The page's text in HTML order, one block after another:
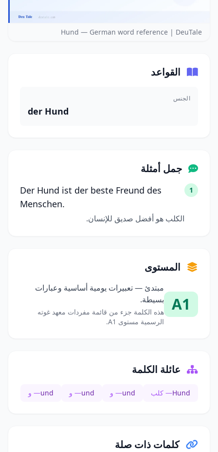
Hund — German word reference | DeuTale
القواعد
الجنس
der Hund
جمل أمثلة
1
Der Hund ist der beste Freund des
Menschen.
الكلب هو أفضل صديق للإنسان.
المستوى
A1
مبتدئ — تعبيرات يومية أساسية وعبارات
بسيطة.
هذه الكلمة جزء من قائمة مفردات معهد غوته
الرسمية مستوى A1.
عائلة الكلمة
Hund— كلب und— و und— و und— و
كلمات ذات صلة